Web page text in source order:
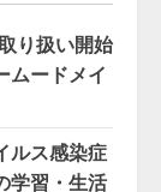
り扱い開始
ムードメイ
ルス感染症
学習・生活